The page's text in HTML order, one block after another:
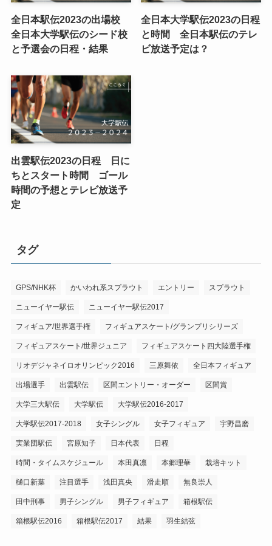
全日本駅伝2023の出場校
全日本大学駅伝のシード校
と予選会の日程・結果
全日本大学駅伝2023の日程
と時間 全日本駅伝のテレ
ビ放送予定は？
出雲駅伝2023の日程 日に
ちとスタート時間 ゴール
時間の予想とテレビ放送予
定
タグ
GPS/NHK杯 かいわれ系スプラウト エントリー スプラウト
ニューイヤー駅伝 ニューイヤー駅伝2017
フィギュア/世界選手権 フィギュアスケート/グランプリシリーズ
フィギュアスケート/世界ジュニア フィギュアスケート四大陸選手権
リオデジャネイロオリンピック2016 三原舞依 全日本フィギュア
出場選手 出雲駅伝 区間エントリー・オーダー 区間賞
大学三大駅伝 大学駅伝 大学駅伝2016-2017
大学駅伝2017-2018 女子シングル 女子フィギュア 宇野昌磨
実業団駅伝 宮原知子 日本代表 日程
時間・タイムスケジュール 本田真凛 本郷理華 栽培キット
樋口新葉 注目選手 浅田真央 滑走順 無良崇人
田中刑事 男子シングル 男子フィギュア 箱根駅伝
箱根駅伝2016 箱根駅伝2017 結果 羽生結弦